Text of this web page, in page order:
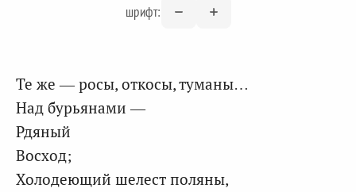
шрифт:
Те же — росы, откосы, туманы…
Над бурьянами —
Рдяный
Восход;
Холодеющий шелест поляны,